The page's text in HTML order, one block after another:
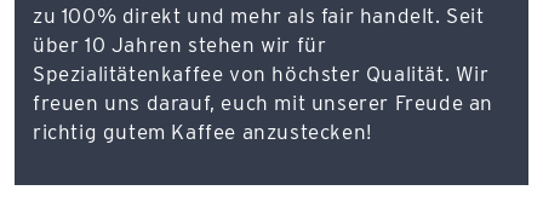
zu 100% direkt und mehr als fair handelt. Seit
über 10 Jahren stehen wir für
Spezialitätenkaffee von höchster Qualität. Wir
freuen uns darauf, euch mit unserer Freude an
richtig gutem Kaffee anzustecken!